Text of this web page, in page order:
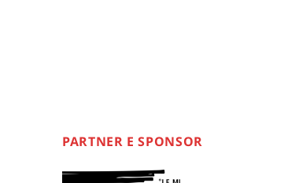
PARTNER E SPONSOR